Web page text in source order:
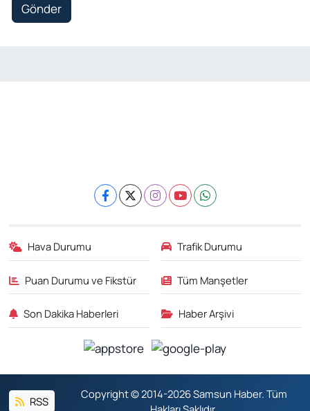
Gönder
Hava Durumu Trafik Durumu
Puan Durumu ve Fikstür Tüm Manşetler
Son Dakika Haberleri Haber Arşivi
RSS
Copyright © 2014-2026 Samsun Haber. Tüm